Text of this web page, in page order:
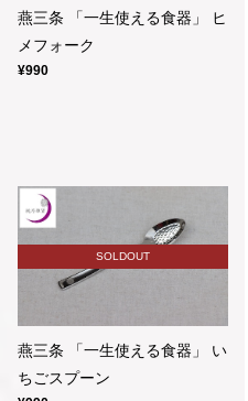
燕三条 「一生使える食器」 ヒ
メフォーク
¥990
SOLDOUT
燕三条 「一生使える食器」 い
ちごスプーン